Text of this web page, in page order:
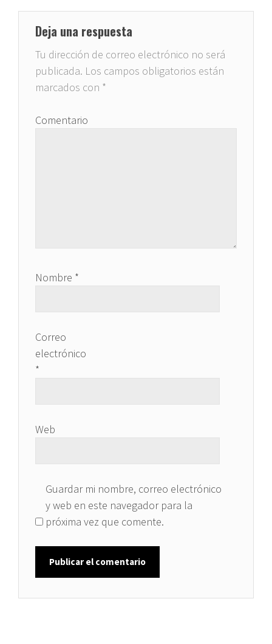
Deja una respuesta
Tu dirección de correo electrónico no será
publicada. Los campos obligatorios están
marcados con *
Comentario
Nombre *
Correo
electrónico
*
Web
Guardar mi nombre, correo electrónico
y web en este navegador para la
próxima vez que comente.